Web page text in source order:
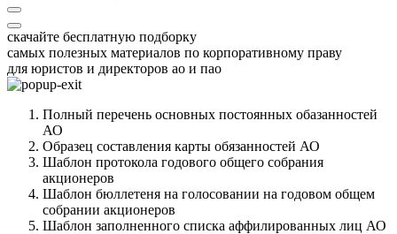
скачайте бесплатную подборку
самых полезных материалов по корпоративному праву
для юристов и директоров ао и пао
Полный перечень основных постоянных обазанностей
АО
Образец составления карты обязанностей АО
Шаблон протокола годового общего собрания
акционеров
Шаблон бюллетеня на голосовании на годовом общем
собрании акционеров
Шаблон заполненного списка аффилированных лиц АО